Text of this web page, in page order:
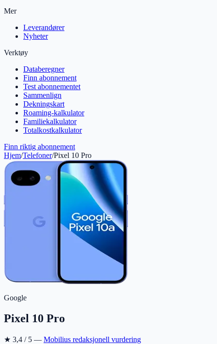
Mer
Leverandører
Nyheter
Verktøy
Databeregner
Finn abonnement
Test abonnementet
Sammenlign
Dekningskart
Roaming-kalkulator
Familiekalkulator
Totalkostkalkulator
Finn riktig abonnement
Hjem/Telefoner/Pixel 10 Pro
Google
Pixel 10 Pro
★ 3,4 / 5 — Mobilius redaksjonell vurdering